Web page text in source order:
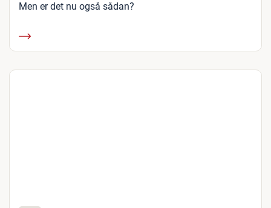
Men er det nu også sådan?